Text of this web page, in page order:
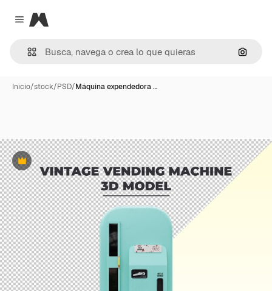
Close menu
Magnific
Inicio/stock/PSD/Máquina expendedora …
Premium